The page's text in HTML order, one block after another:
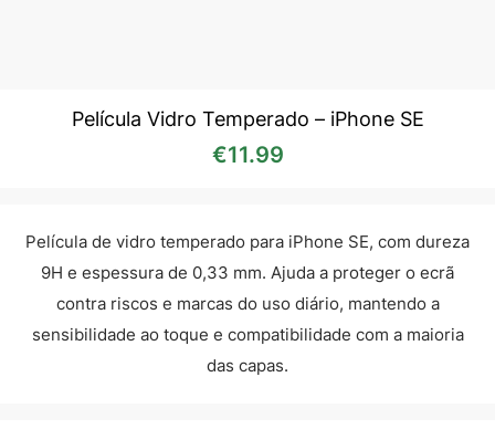
Película Vidro Temperado – iPhone SE
€11.99
Película de vidro temperado para iPhone SE, com dureza
9H e espessura de 0,33 mm. Ajuda a proteger o ecrã
contra riscos e marcas do uso diário, mantendo a
sensibilidade ao toque e compatibilidade com a maioria
das capas.